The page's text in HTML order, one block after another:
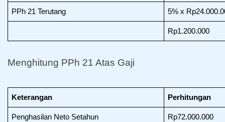
PPh 21 Terutang 5% x
Rp1.200.000
Menghitung PPh 21 Atas Gaji
Keterangan Perhitungan
Penghasilan Neto Setahun Rp72.000.000